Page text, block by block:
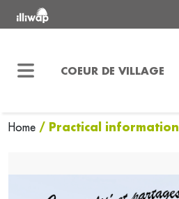
COEUR DE VILLAGE
Home / Practical information